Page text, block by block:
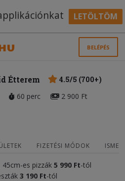
LETÖLTÖM
BELÉPÉS
Étterem
4.5/5 (700+)
60 perc 2 900 Ft
FIZETÉSI MÓDOK
45cm-es pizzák 5 990 Ft-tól
3 190 Ft-tól